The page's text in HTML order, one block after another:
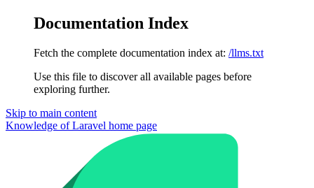
Documentation Index
Fetch the complete documentation index at: /llms.txt
Use this file to discover all available pages before
exploring further.
Skip to main content
Knowledge of Laravel home page